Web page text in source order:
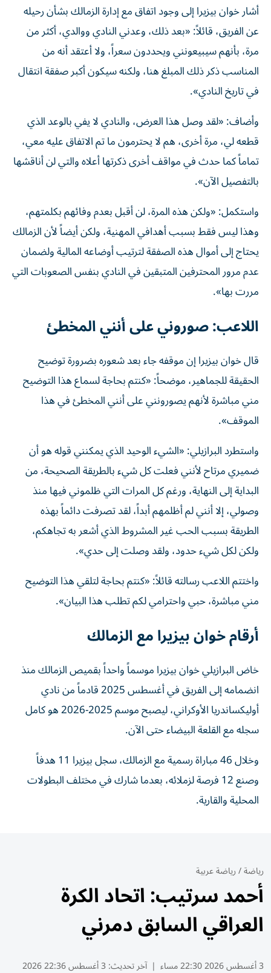
أشار خوان بيزيرا إلى وجود اتفاق مع إدارة الزمالك بشأن رحيله
عن الفريق، قائلاً: «بعد ذلك، وعدني النادي ووالدي، أكثر من
مرة، بأنهم سيبيعونني ويحددون سعراً، ولا أعتقد أنه من
المناسب ذكر ذلك المبلغ هنا، ولكنه سيكون أكبر صفقة انتقال
في تاريخ النادي».
وأضاف: «لقد وصل هذا العرض، والنادي لا يفي بالوعد الذي
قطعه لي، مرة أخرى، هم لا يحترمون ما تم الاتفاق عليه معي،
تماماً كما حدث في مواقف أخرى ذكرتها أعلاه والتي لن أناقشها
بالتفصيل الآن».
واستكمل: «ولكن هذه المرة، لن أقبل بعدم وفائهم بكلمتهم،
وهذا ليس فقط بسبب أهدافي المهنية، ولكن أيضاً لأن الزمالك
يحتاج إلى أموال هذه الصفقة لترتيب أوضاعه المالية ولضمان
عدم مرور المحترفين المتبقين في النادي بنفس الصعوبات التي
مررت بها».
اللاعب: صوروني على أنني المخطئ
قال خوان بيزيرا إن موقفه جاء بعد شعوره بضرورة توضيح
الحقيقة للجماهير، موضحاً: «كنتم بحاجة لسماع هذا التوضيح
مني مباشرة لأنهم يصورونني على أنني المخطئ في هذا
الموقف».
واستطرد البرازيلي: «الشيء الوحيد الذي يمكنني قوله هو أن
ضميري مرتاح لأنني فعلت كل شيء بالطريقة الصحيحة، من
البداية إلى النهاية، ورغم كل المرات التي ظلموني فيها منذ
وصولي، إلا أنني لم أظلمهم أبداً، لقد تصرفت دائماً بهذه
الطريقة بسبب الحب غير المشروط الذي أشعر به تجاهكم،
ولكن لكل شيء حدود، ولقد وصلت إلى حدي».
واختتم اللاعب رسالته قائلاً: «كنتم بحاجة لتلقي هذا التوضيح
مني مباشرة، حبي واحترامي لكم تطلب هذا البيان».
أرقام خوان بيزيرا مع الزمالك
خاض البرازيلي خوان بيزيرا موسماً واحداً بقميص الزمالك منذ
انضمامه إلى الفريق في أغسطس 2025 قادماً من نادي
أوليكساندريا الأوكراني، ليصبح موسم 2025-2026 هو كامل
سجله مع القلعة البيضاء حتى الآن.
وخلال 46 مباراة رسمية مع الزمالك، سجل بيزيرا 11 هدفاً
وصنع 12 فرصة لزملائه، بعدما شارك في مختلف البطولات
المحلية والقارية.
رياضة/رياضة عربية
أحمد سرتيب: اتحاد الكرة
العراقي السابق دمرني
3 أغسطس 2026 22:30 مساء | آخر تحديث: 3 أغسطس 22:36 2026